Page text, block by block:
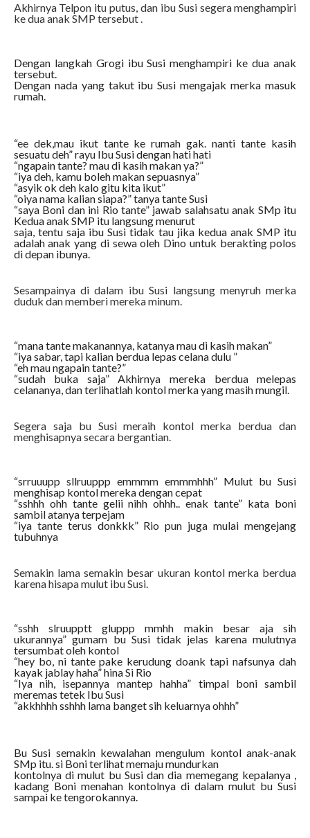
Akhirnya Telpon itu putus, dan ibu Susi segera menghampiri
ke dua anak SMP tersebut .
Dengan langkah Grogi ibu Susi menghampiri ke dua anak
tersebut.
Dengan nada yang takut ibu Susi mengajak merka masuk
rumah.
“ee dek,mau ikut tante ke rumah gak. nanti tante kasih
sesuatu deh” rayu Ibu Susi dengan hati hati
“ngapain tante? mau di kasih makan ya?”
“iya deh, kamu boleh makan sepuasnya”
“asyik ok deh kalo gitu kita ikut”
“oiya nama kalian siapa?” tanya tante Susi
“saya Boni dan ini Rio tante” jawab salahsatu anak SMp itu
Kedua anak SMP itu langsung menurut
saja, tentu saja ibu Susi tidak tau jika kedua anak SMP itu
adalah anak yang di sewa oleh Dino untuk berakting polos
di depan ibunya.
Sesampainya di dalam ibu Susi langsung menyruh merka
duduk dan memberi mereka minum.
“mana tante makanannya, katanya mau di kasih makan”
“iya sabar, tapi kalian berdua lepas celana dulu ”
“eh mau ngapain tante?”
“sudah buka saja” Akhirnya mereka berdua melepas
celananya, dan terlihatlah kontol merka yang masih mungil.
Segera saja bu Susi meraih kontol merka berdua dan
menghisapnya secara bergantian.
“srruuupp sllruuppp emmmm emmmhhh” Mulut bu Susi
menghisap kontol mereka dengan cepat
“sshhh ohh tante gelii nihh ohhh.. enak tante” kata boni
sambil atanya terpejam
“iya tante terus donkkk” Rio pun juga mulai mengejang
tubuhnya
Semakin lama semakin besar ukuran kontol merka berdua
karena hisapa mulut ibu Susi.
“sshh slruupptt gluppp mmhh makin besar aja sih
ukurannya” gumam bu Susi tidak jelas karena mulutnya
tersumbat oleh kontol
“hey bo, ni tante pake kerudung doank tapi nafsunya dah
kayak jablay haha” hina Si Rio
“Iya nih, isepannya mantep hahha” timpal boni sambil
meremas tetek Ibu Susi
“akkhhhh sshhh lama banget sih keluarnya ohhh”
Bu Susi semakin kewalahan mengulum kontol anak-anak
SMp itu. si Boni terlihat memaju mundurkan
kontolnya di mulut bu Susi dan dia memegang kepalanya ,
kadang Boni menahan kontolnya di dalam mulut bu Susi
sampai ke tengorokannya.